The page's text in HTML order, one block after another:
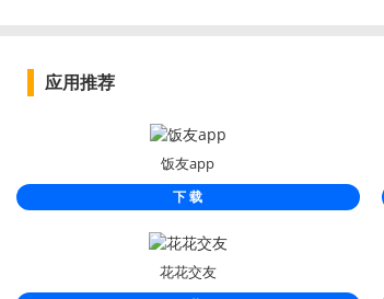
应用推荐
饭友app
下 载
花花交友